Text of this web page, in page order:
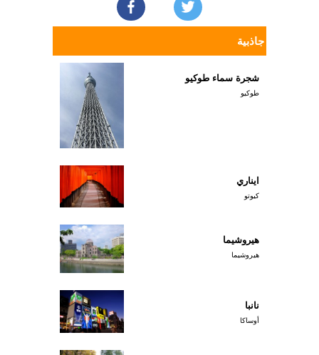
جاذبية
شجرة سماء طوكيو
طوكيو
ايناري
كيوتو
هيروشيما
هيروشيما
نانبا
أوساكا